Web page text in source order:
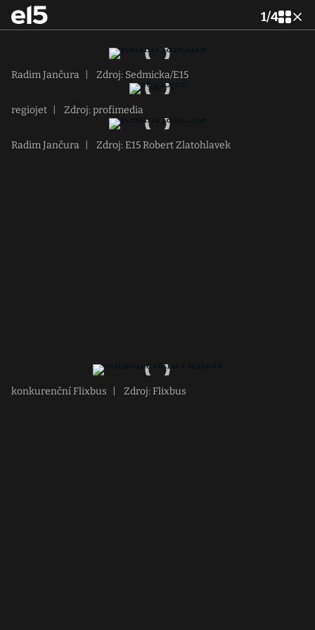
1/4
Radim Jančura Zdroj: Sedmicka/E15
regiojet Zdroj: profimedia
Radim Jančura Zdroj: E15 Robert Zlatohlavek
konkurenční Flixbus Zdroj: Flixbus